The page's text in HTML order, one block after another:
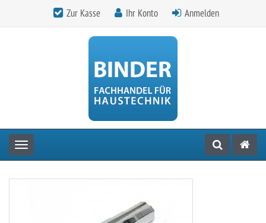
Zur Kasse Ihr Konto Anmelden
Toggle navigation